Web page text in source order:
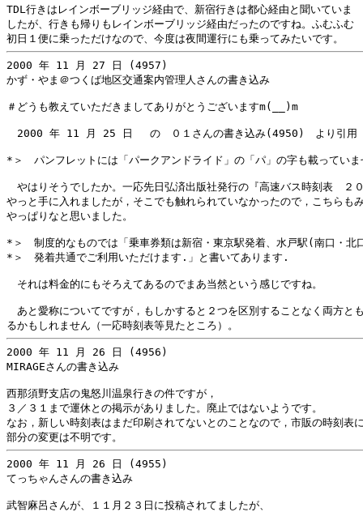
TDL行きはレインボーブリッジ経由で、新宿行きは都心経由と聞いていま
したが、行きも帰りもレインボーブリッジ経由だったのですね。ふむふむ
2000 年 11 月 27 日 (4957)
かず・やま＠つくば地区交通案内管理人さんの書き込み
＃どうも教えていただきましてありがとうございますm(__)m
2000 年 11 月 25 日 　の　０１さんの書き込み(4950)　より引用
*＞　パンフレットには「パークアンドライド」の「パ」の字も載ってい
やはりそうでしたか。一応先日弘済出版社発行の『高速バス時刻表　２
やっと手に入れましたが，そこでも触れられていなかったので，こちらも
やっぱりなと思いました。
*＞　制度的なものでは「乗車券類は新宿・東京駅発着、水戸駅(南口・北
*＞　発着共通でご利用いただけます.」と書いてあります.
それは料金的にもそろえてあるのでまあ当然という感じですね。
あと愛称についてですが，もしかすると２つを区別することなく両方と
2000 年 11 月 26 日 (4956)
MIRAGEさんの書き込み
西那須野支店の鬼怒川温泉行きの件ですが，
３／３１まで運休との掲示がありました。廃止ではないようです。
なお，新しい時刻表はまだ印刷されてないとのことなので，市販の時刻表
2000 年 11 月 26 日 (4955)
てっちゃんさんの書き込み
武智麻呂さんが、１１月２３日に投稿されてましたが、